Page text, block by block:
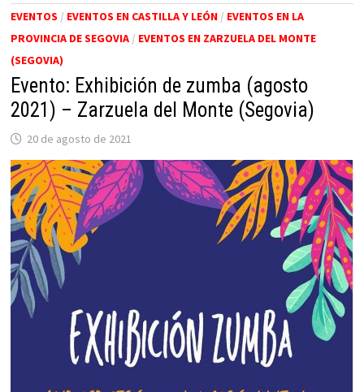
EVENTOS / EVENTOS EN CASTILLA Y LEÓN/ EVENTOS EN LA
PROVINCIA DE SEGOVIA/ EVENTOS EN ZARZUELA DEL MONTE
(SEGOVIA)
Evento: Exhibición de zumba (agosto
2021) – Zarzuela del Monte (Segovia)
20 de agosto de 2021